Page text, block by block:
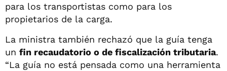
para los transportistas como para los
propietarios de la carga.
La ministra también rechazó que la guía tenga
un fin recaudatorio o de fiscalización tributaria.
“La guía no está pensada como una herramienta